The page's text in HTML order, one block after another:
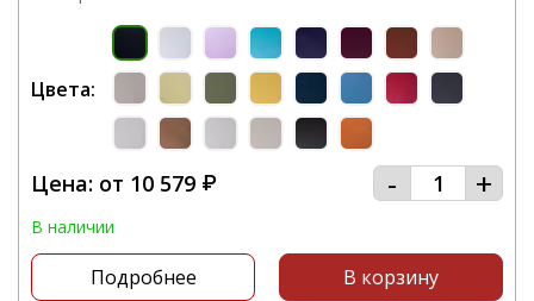
Цвета:
Цена: от 10 579 ₽ - +
В наличии
Подробнее В корзину